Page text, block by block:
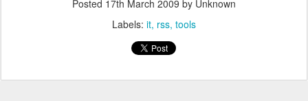
Posted 17th March 2009 by Unknown
Labels: it rss tools